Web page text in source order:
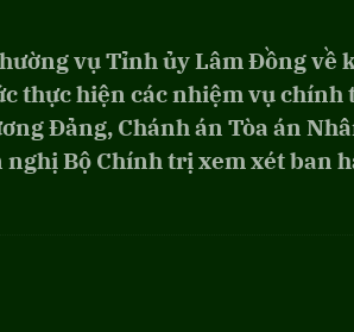
vụ Tỉnh ủy Lâm Đồng về
thực hiện các nhiệm vụ
Đảng, Chánh án Tòa án
Bộ Chính trị xem xét ban